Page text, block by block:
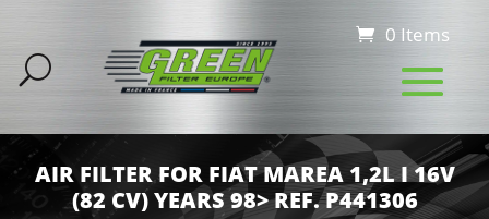
0 Items
AIR FILTER FOR FIAT MAREA 1,2L I 16V
(82 CV) YEARS 98> REF. P441306